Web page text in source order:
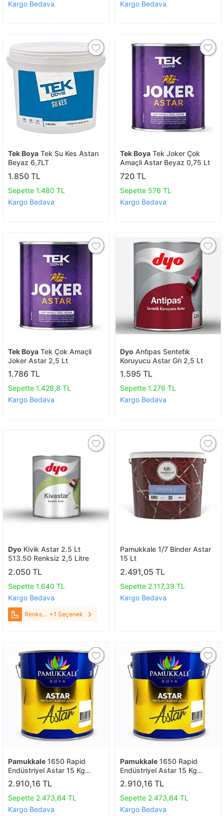
Kargo Bedava Kargo Bedava
Tek Boya Tek Su Kes Astarı
Beyaz 6,7LT
1.850 TL
Sepette 1.480 TL
Kargo Bedava
Tek Boya Tek Joker Çok
Amaçli Astar Beyaz 0,75 Lt
720 TL
Sepette 576 TL
Kargo Bedava
Tek Boya Tek Çok Amaçli
Joker Astar 2,5 Lt
1.786 TL
Sepette 1.428,8 TL
Kargo Bedava
Dyo Anti̇pas Senteti̇k
Koruyucu Astar Gri̇ 2,5 Lt
1.595 TL
Sepette 1.276 TL
Kargo Bedava
Dyo Kivik Astar 2.5 Lt
513.50 Renksiz 2,5 Litre
2.050 TL
Sepette 1.640 TL
Kargo Bedava
Renksiz +1 Seçenek
Pamukkale 1/7 Binder Astar
15 Lt
2.491,05 TL
Sepette 2.117,39 TL
Kargo Bedava
Pamukkale 1650 Rapid
Endüstriyel Astar 15 Kg
Beyaz
2.910,16 TL
Sepette 2.473,64 TL
Kargo Bedava
Pamukkale 1650 Rapid
Endüstriyel Astar 15 Kg
Oksit Kırmızı
2.910,16 TL
Sepette 2.473,64 TL
Kargo Bedava